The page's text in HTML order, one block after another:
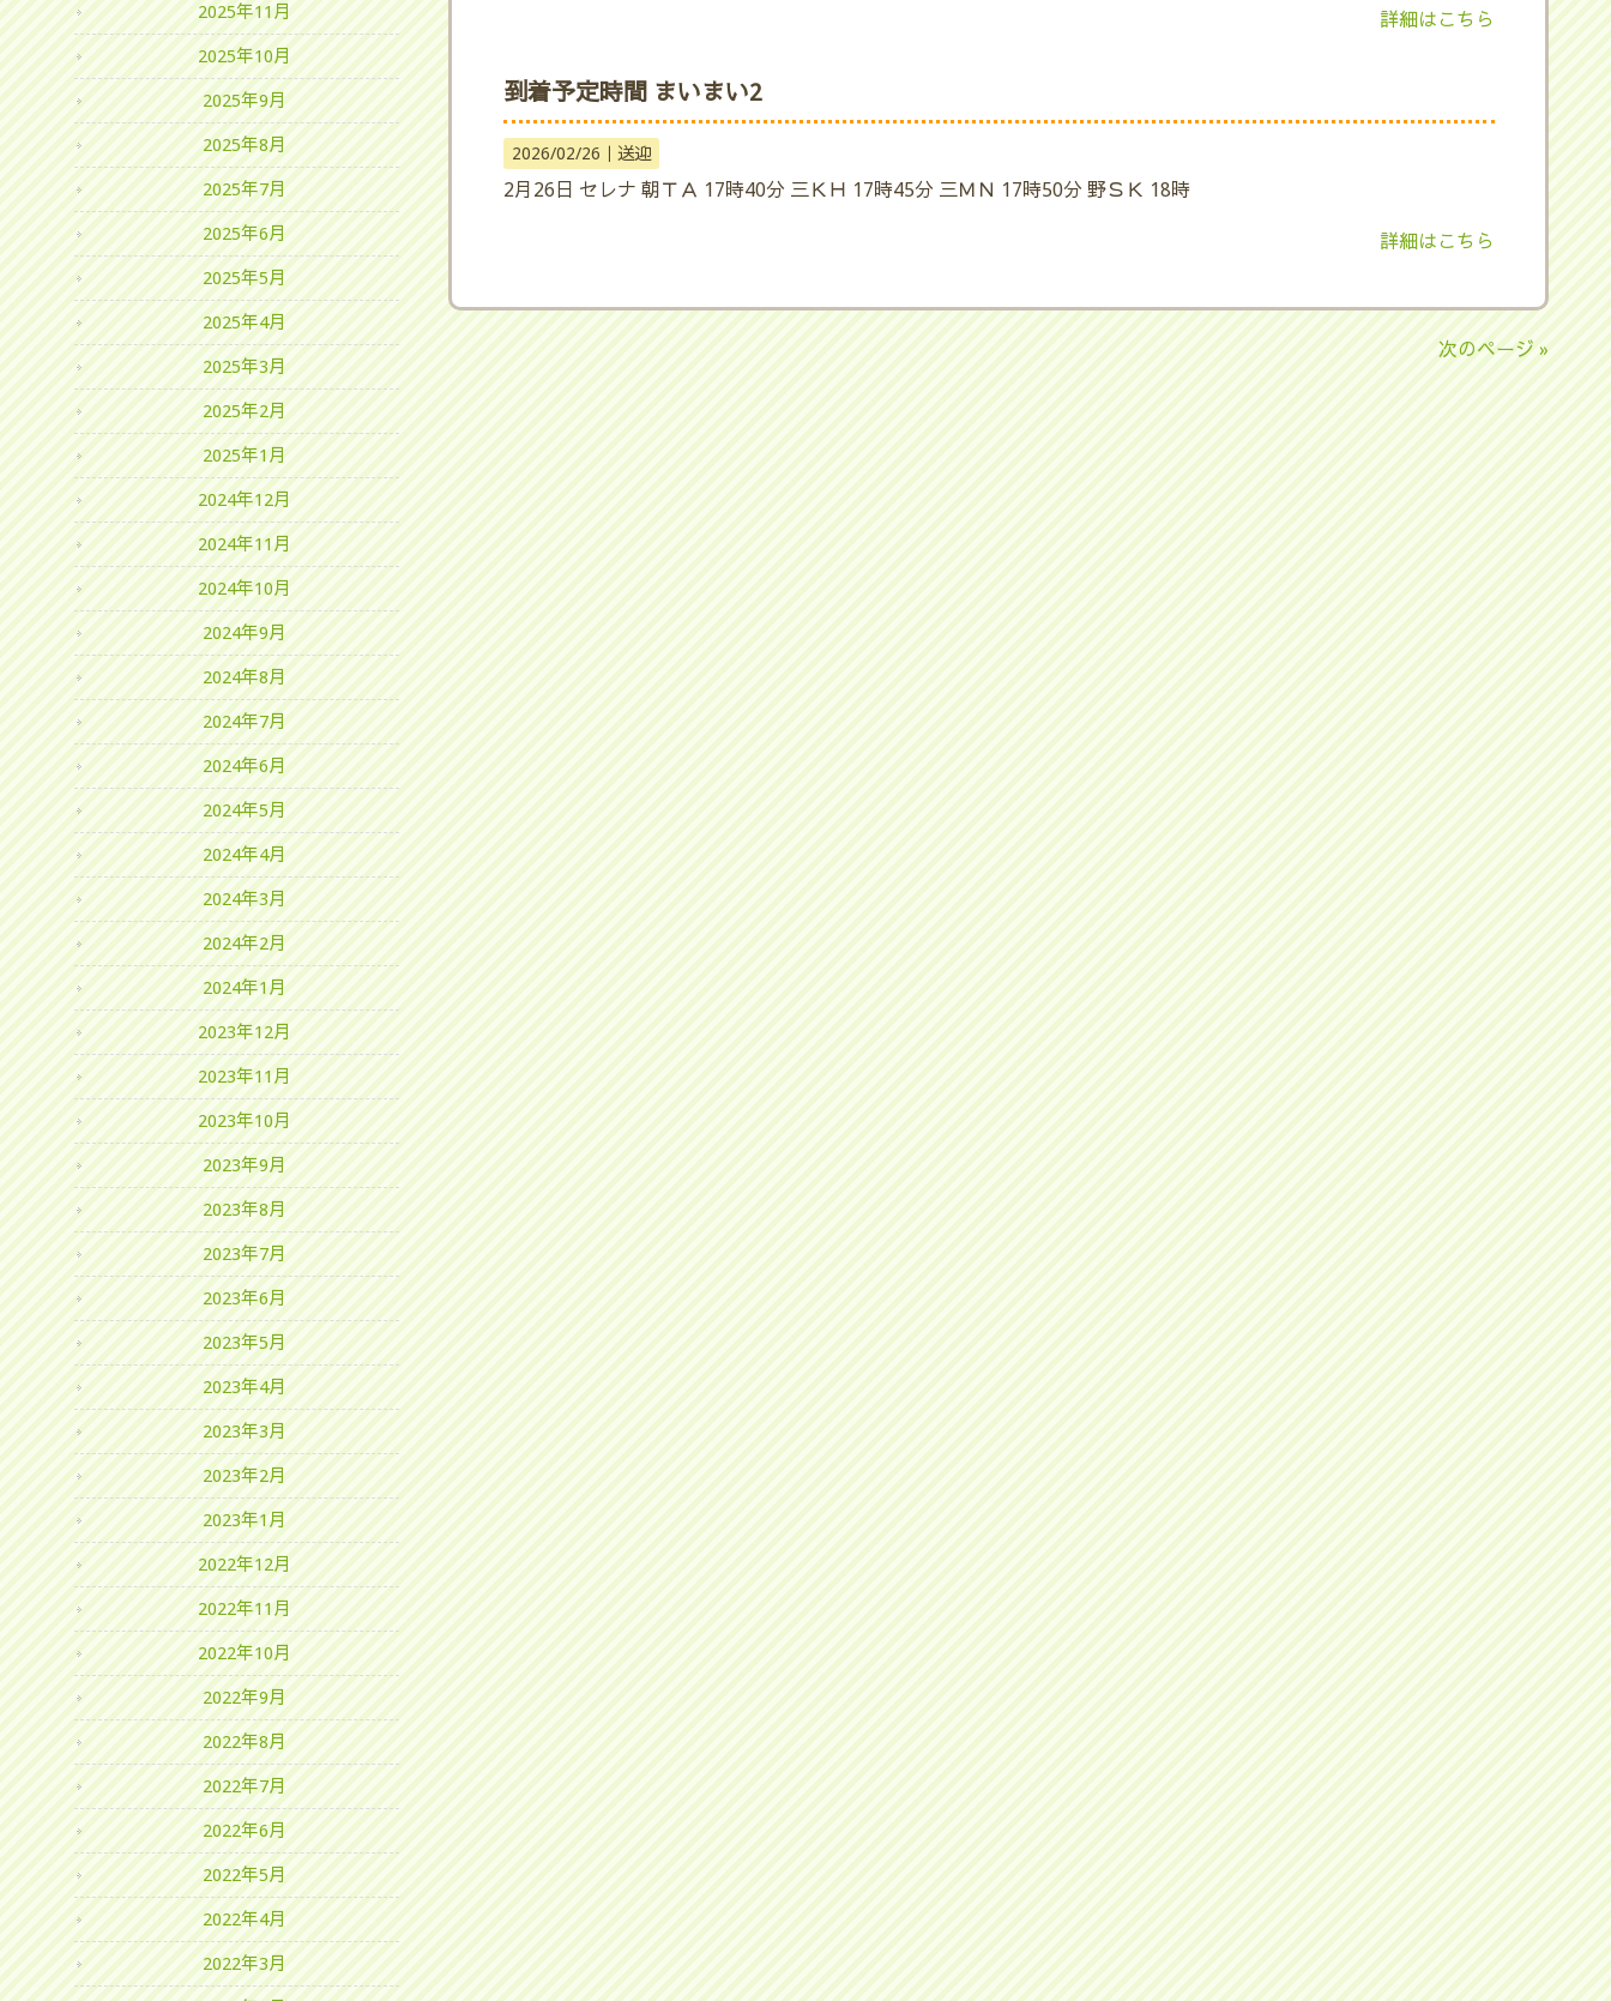
詳細はこちら
到着予定時間 まいまい2
2026/02/26｜ 送迎
2月26日 セレナ 朝ＴＡ 17時40分 三ＫＨ 17時45分 三ＭＮ 17時50分 野ＳＫ 18時
詳細はこちら
次のページ »
2025年11月
2025年10月
2025年9月
2025年8月
2025年7月
2025年6月
2025年5月
2025年4月
2025年3月
2025年2月
2025年1月
2024年12月
2024年11月
2024年10月
2024年9月
2024年8月
2024年7月
2024年6月
2024年5月
2024年4月
2024年3月
2024年2月
2024年1月
2023年12月
2023年11月
2023年10月
2023年9月
2023年8月
2023年7月
2023年6月
2023年5月
2023年4月
2023年3月
2023年2月
2023年1月
2022年12月
2022年11月
2022年10月
2022年9月
2022年8月
2022年7月
2022年6月
2022年5月
2022年4月
2022年3月